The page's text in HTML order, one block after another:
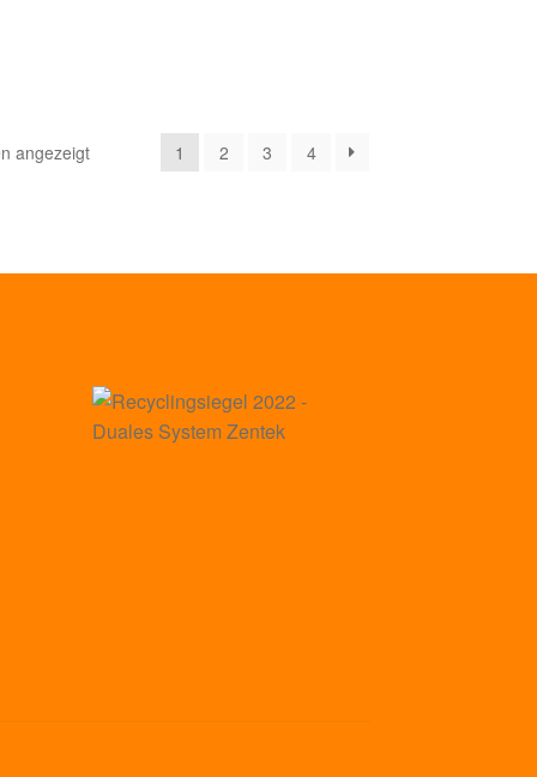
angezeigt 1 2 3 4